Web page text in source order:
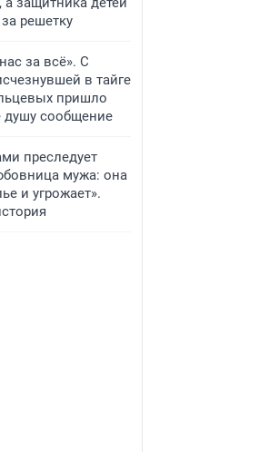
решетку
за всё». С
в тайге
пришло
душу сообщение
преследует
мужа: она
и угрожает».